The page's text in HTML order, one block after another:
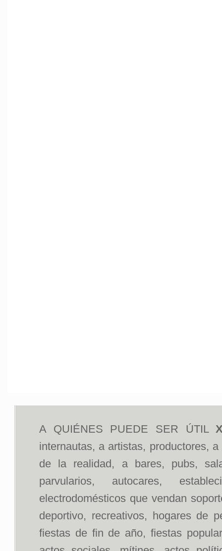
A QUIÉNES PUEDE SER ÚTIL
internautas, a artistas, productores,
de la realidad, a bares, pubs,
parvularios, autocares,
electrodomésticos que vendan
deportivo, recreativos, hogares de
fiestas de fin de año, fiestas